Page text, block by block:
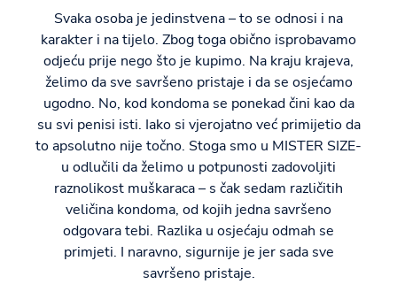
Svaka osoba je jedinstvena – to se odnosi i na
karakter i na tijelo. Zbog toga obično isprobavamo
odjeću prije nego što je kupimo. Na kraju krajeva,
želimo da sve savršeno pristaje i da se osjećamo
ugodno. No, kod kondoma se ponekad čini kao da
su svi penisi isti. Iako si vjerojatno već primijetio da
to apsolutno nije točno. Stoga smo u MISTER SIZE-
u odlučili da želimo u potpunosti zadovoljiti
raznolikost muškaraca – s čak sedam različitih
veličina kondoma, od kojih jedna savršeno
odgovara tebi. Razlika u osjećaju odmah se
primjeti. I naravno, sigurnije je jer sada sve
savršeno pristaje.